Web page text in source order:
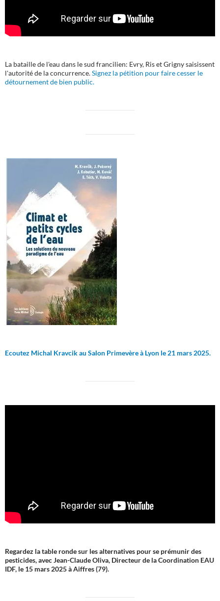
La bataille de l'eau dans le sud francilien: Evry, Ris et Grigny saisissent
l'autorité de la concurrence.Signez la pétition pour faire cesser le
détournement de bien public.
Ecoutez Michal Kravcik au Salon Primevère à Lyon le 21 mars 2025.
Regardez la table ronde sur les alternatives pour se prémunir des
pesticides, avec Jean-Claude Oliva, Directeur de la Coordination EAU
IDF, le 15 mars 2025 à Aiffres (79).